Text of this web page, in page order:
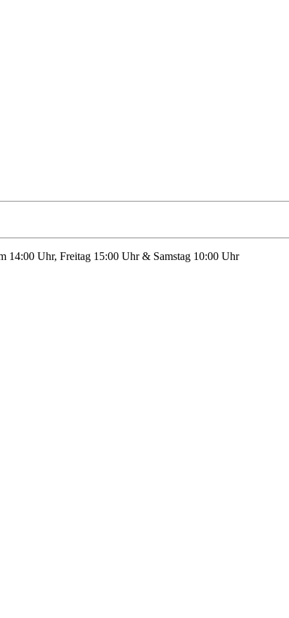
14:00 Uhr, Freitag 15:00 Uhr & Samstag 10:00 Uhr